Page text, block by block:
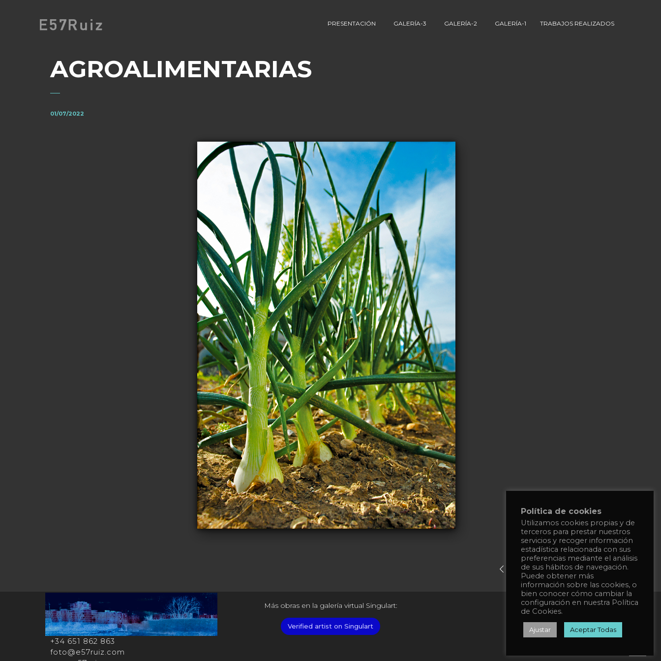
PRESENTACIÓN GALERÍA-3 GALERÍA-2 GALERÍA-1 TRABAJOS REALIZADOS
AGROALIMENTARIAS
01/07/2022
previous post next post
+34 651 862 863
foto@e57ruiz.com
Más obras en la galería virtual Singulart:
Verified artist on Singulart
Privacy Policy
Cookies Policy
Política de cookies
Utilizamos cookies propias y de
terceros para prestar nuestros
servicios y recoger información
estadística relacionada con sus
preferencias mediante el análisis
de sus hábitos de navegación.
Puede obtener más
información sobre las cookies, o
bien conocer cómo cambiar la
configuración en nuestra Política
de Cookies.
Ajustar Aceptar Todas